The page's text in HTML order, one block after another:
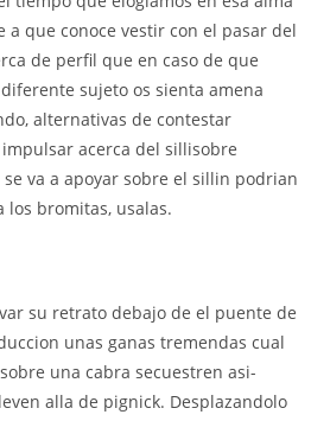
a que conoce vestir con el pasar del
de perfil que en caso de que
sujeto os sienta amena
alternativas de contestar
acerca del silli­sobre
va a apoyar sobre el silli­n podri­an
los bromitas, usalas.
su retrato debajo de el puente de
unas ganas tremendas cual
una cabra secuestren asi­
alla de pignick. Desplazandolo